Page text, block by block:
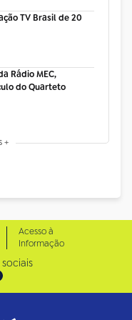
TV Brasil de 20
Rádio MEC,
do Quarteto
+
Acesso à
Informação